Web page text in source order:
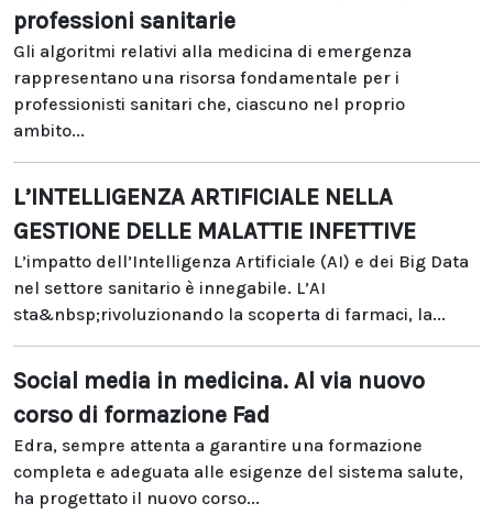
professioni sanitarie
Gli algoritmi relativi alla medicina di emergenza
rappresentano una risorsa fondamentale per i
professionisti sanitari che, ciascuno nel proprio
ambito...
L’INTELLIGENZA ARTIFICIALE NELLA
GESTIONE DELLE MALATTIE INFETTIVE
L’impatto dell’Intelligenza Artificiale (AI) e dei Big Data
nel settore sanitario è innegabile. L’AI
sta&nbsp;rivoluzionando la scoperta di farmaci, la...
Social media in medicina. Al via nuovo
corso di formazione Fad
Edra, sempre attenta a garantire una formazione
completa e adeguata alle esigenze del sistema salute,
ha progettato il nuovo corso...